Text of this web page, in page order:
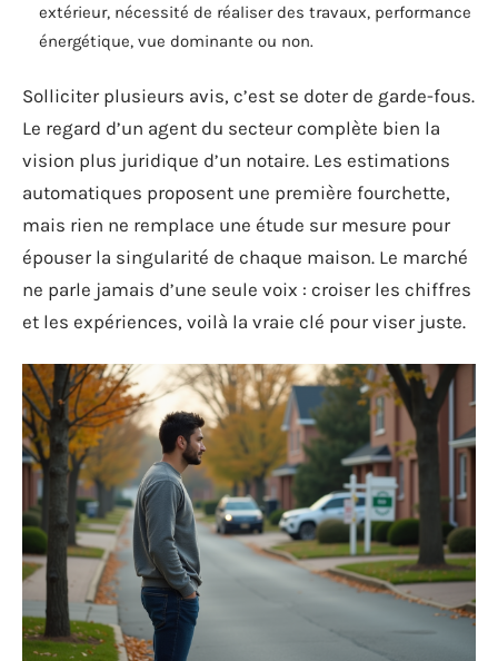
extérieur, nécessité de réaliser des travaux, performance
énergétique, vue dominante ou non.
Solliciter plusieurs avis, c’est se doter de garde-fous.
Le regard d’un agent du secteur complète bien la
vision plus juridique d’un notaire. Les estimations
automatiques proposent une première fourchette,
mais rien ne remplace une étude sur mesure pour
épouser la singularité de chaque maison. Le marché
ne parle jamais d’une seule voix : croiser les chiffres
et les expériences, voilà la vraie clé pour viser juste.